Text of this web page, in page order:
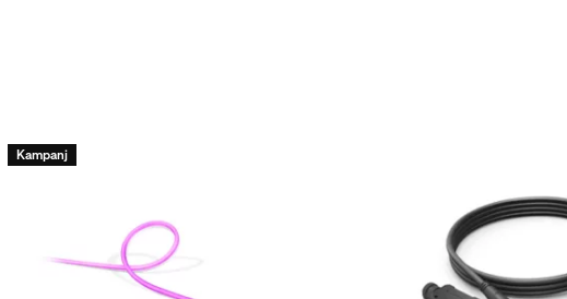
Kampanj